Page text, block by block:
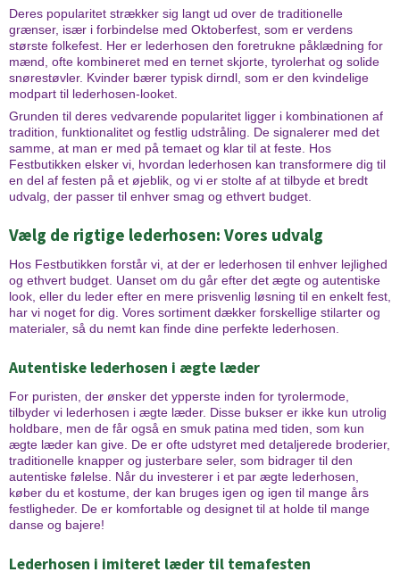
Deres popularitet strækker sig langt ud over de traditionelle
grænser, især i forbindelse med Oktoberfest, som er verdens
største folkefest. Her er lederhosen den foretrukne påklædning for
mænd, ofte kombineret med en ternet skjorte, tyrolerhat og solide
snørestøvler. Kvinder bærer typisk dirndl, som er den kvindelige
modpart til lederhosen-looket.
Grunden til deres vedvarende popularitet ligger i kombinationen af
tradition, funktionalitet og festlig udstråling. De signalerer med det
samme, at man er med på temaet og klar til at feste. Hos
Festbutikken elsker vi, hvordan lederhosen kan transformere dig til
en del af festen på et øjeblik, og vi er stolte af at tilbyde et bredt
udvalg, der passer til enhver smag og ethvert budget.
Vælg de rigtige lederhosen: Vores udvalg
Hos Festbutikken forstår vi, at der er lederhosen til enhver lejlighed
og ethvert budget. Uanset om du går efter det ægte og autentiske
look, eller du leder efter en mere prisvenlig løsning til en enkelt fest,
har vi noget for dig. Vores sortiment dækker forskellige stilarter og
materialer, så du nemt kan finde dine perfekte lederhosen.
Autentiske lederhosen i ægte læder
For puristen, der ønsker det ypperste inden for tyrolermode,
tilbyder vi lederhosen i ægte læder. Disse bukser er ikke kun utrolig
holdbare, men de får også en smuk patina med tiden, som kun
ægte læder kan give. De er ofte udstyret med detaljerede broderier,
traditionelle knapper og justerbare seler, som bidrager til den
autentiske følelse. Når du investerer i et par ægte lederhosen,
køber du et kostume, der kan bruges igen og igen til mange års
festligheder. De er komfortable og designet til at holde til mange
danse og bajere!
Lederhosen i imiteret læder til temafesten